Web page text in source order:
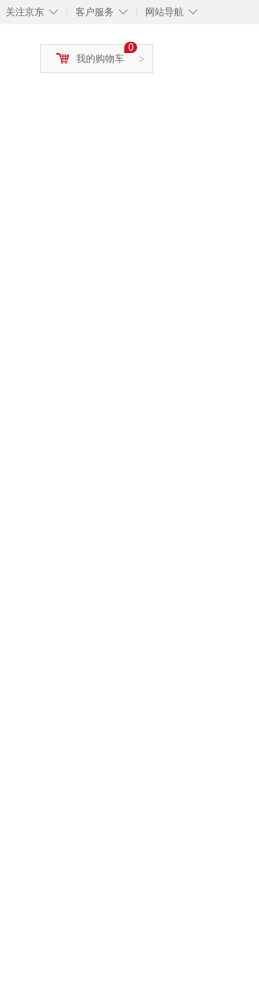
◇
关注京东 ◇
客户服务 ◇
网站导航
>
0
我的购物车